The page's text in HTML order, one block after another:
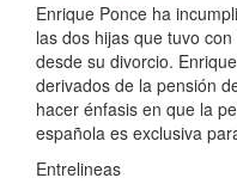
Enrique Ponce ha
las dos hijas que tuvo
desde su divorcio.
derivados de la pensión
hacer énfasis en que la
española es exclusiva
Entrelineas